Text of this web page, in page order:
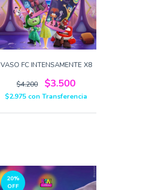
VASO FC INTENSAMENTE X8
$4.200 $3.500
$2.975 con Transferencia
20%
OFF